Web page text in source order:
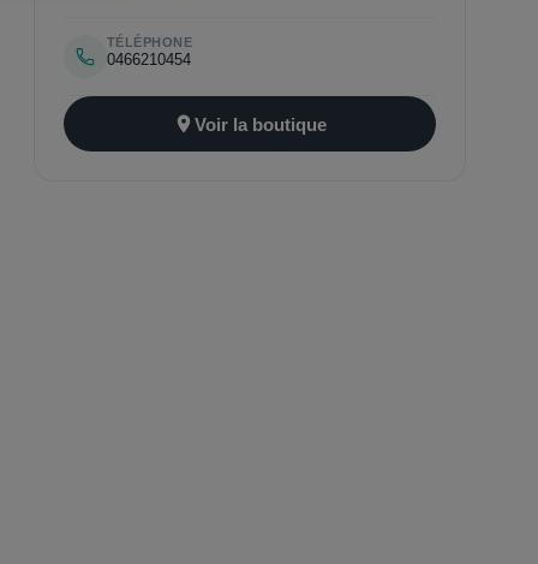
TÉLÉPHONE
0466210454
Voir la boutique